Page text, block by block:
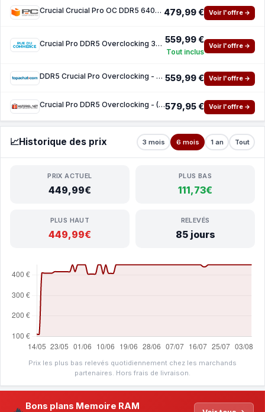
Crucial Crucial Pro OC DDR5 6400 MHz 32 Go 2 x 16 Go CL38 Intel XMP 3.0 et AMD EXPO 479,99 € Voir l'offre →
Crucial Pro DDR5 Overclocking 32 Go ((2x16Go)) 6400 MHz CL38 559,99 €
Tout inclus
Voir l'offre →
DDR5 Crucial Pro Overclocking - 32 Go ((2x16Go)) 6400 MHz - CAS 38 559,99 € Voir l'offre →
Crucial Pro DDR5 Overclocking - (2x16Go) 32 Go - 6400 MHz - CL38579,95 € Voir l'offre →
📈Historique des prix 3 mois 6 mois 1 an Tout
PRIX ACTUEL
449,99€
PLUS BAS
111,73€
PLUS HAUT
449,99€
RELEVÉS
85 jours
Prix les plus bas relevés quotidiennement chez les marchands
partenaires. Hors frais de livraison.
Bons plans Memoire RAM